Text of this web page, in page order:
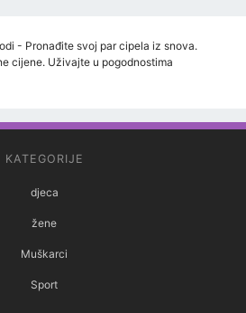
- Pronađite svoj par cipela iz snova.
cijene. Uživajte u pogodnostima
KATEGORIJE
djeca
žene
Muškarci
Sport